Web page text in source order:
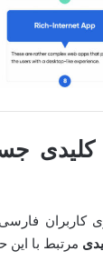
کلیدی
مرتبط با این